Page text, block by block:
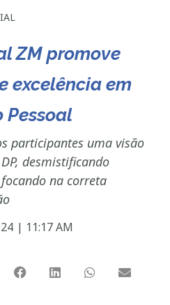
ZM promove
excelência em
Pessoal
participantes uma visão
desmistificando
na correta
| 11:17 AM